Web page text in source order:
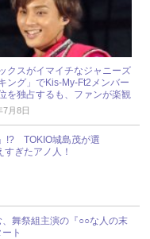
ックスがイマイチなジャニーズ
ング」でKis-My-Ft2メンバー
を独占するも、ファンが楽観
ケとは？
7月8日
!? TOKIO城島茂が選
すぎたアノ人！
舞祭組主演の『○○な人の末
ト